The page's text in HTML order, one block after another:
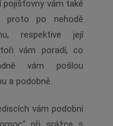
pojišťovny vám také
proto po nehodě
respektive její
vám poradí, co
vám pošlou
a podobně.
vám podobní